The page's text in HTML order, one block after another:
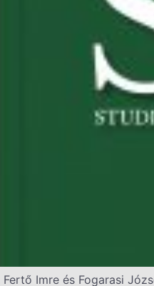
Imre és Fogarasi